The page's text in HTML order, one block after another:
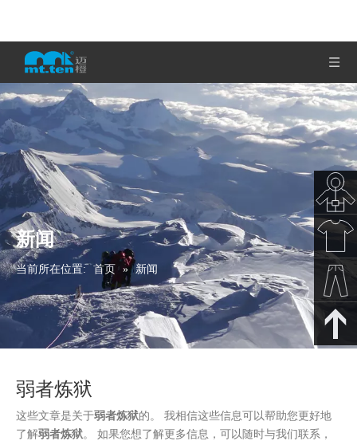
新闻
当前所在位置: 首页 » 新闻
弱者炼狱
这些文章是关于弱者炼狱的。 我相信这些信息可以帮助您更好地
了解弱者炼狱。 如果您想了解更多信息，可以随时与我们联系，
秋冬新
春夏新
款
裤子下